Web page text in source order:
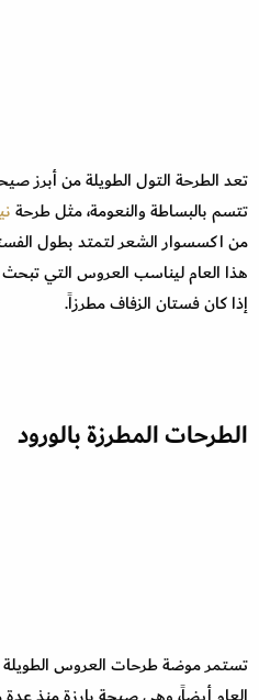
تتسم بالبساطة والنعومة، مثل طرحة
من اكسسوار الشعر لتمتد بطول
هذا العام ليناسب العروس التي
إذا كان فستان الزفاف مطرزاً.
الطرحات المطرزة بالورود
تستمر موضة طرحات العروس الطويلة